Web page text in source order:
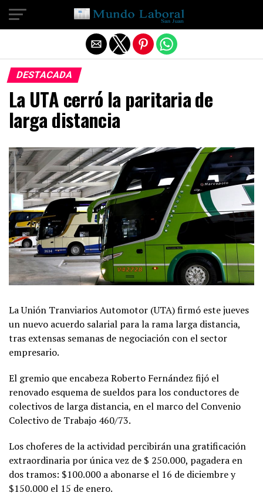
DESTACADA
La UTA cerró la paritaria de
larga distancia
La Unión Tranviarios Automotor (UTA) firmó este jueves
un nuevo acuerdo salarial para la rama larga distancia,
tras extensas semanas de negociación con el sector
empresario.
El gremio que encabeza Roberto Fernández fijó el
renovado esquema de sueldos para los conductores de
colectivos de larga distancia, en el marco del Convenio
Colectivo de Trabajo 460/73.
Los choferes de la actividad percibirán una gratificación
extraordinaria por única vez de $ 250.000, pagadera en
dos tramos: $100.000 a abonarse el 16 de diciembre y
$150.000 el 15 de enero.
Salir de la versión móvil